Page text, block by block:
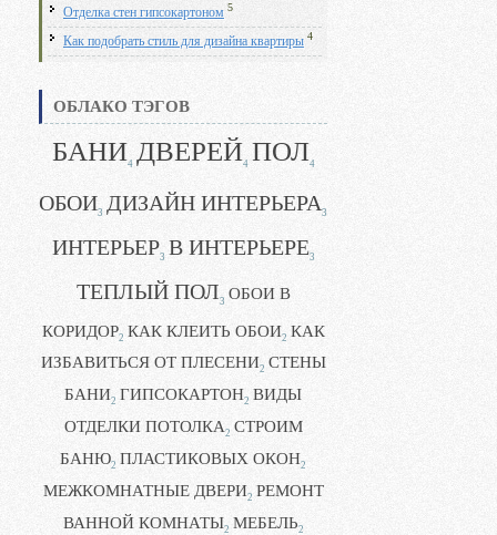
Отделка стен гипсокартоном 5
Как подобрать стиль для дизайна квартиры 4
ОБЛАКО ТЭГОВ
БАНИ4 ДВЕРЕЙ4 ПОЛ4
ОБОИ3 ДИЗАЙН ИНТЕРЬЕРА3
ИНТЕРЬЕР3 В ИНТЕРЬЕРЕ3
ТЕПЛЫЙ ПОЛ3 ОБОИ В
КОРИДОР2 КАК КЛЕИТЬ ОБОИ2 КАК
ИЗБАВИТЬСЯ ОТ ПЛЕСЕНИ2 СТЕНЫ
БАНИ2 ГИПСОКАРТОН2 ВИДЫ
ОТДЕЛКИ ПОТОЛКА2 СТРОИМ
БАНЮ2 ПЛАСТИКОВЫХ ОКОН2
МЕЖКОМНАТНЫЕ ДВЕРИ2 РЕМОНТ
ВАННОЙ КОМНАТЫ2 МЕБЕЛЬ2